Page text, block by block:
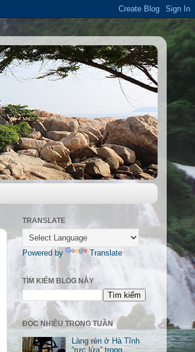
TRANSLATE
Powered by Translate
TÌM KIẾM BLOG NÀY
ĐỌC NHIỀU TRONG TUẦN
Làng rèn ở Hà Tĩnh
“rực lửa” trong